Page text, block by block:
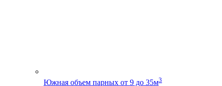
Южная объем парных от 9 до 35м3